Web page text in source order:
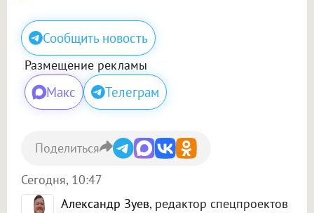
Сообщить новость
Размещение рекламы
Макс Телеграм
Александр Зуев, редактор спецпроектов
Сегодня, 10:47
Поделиться